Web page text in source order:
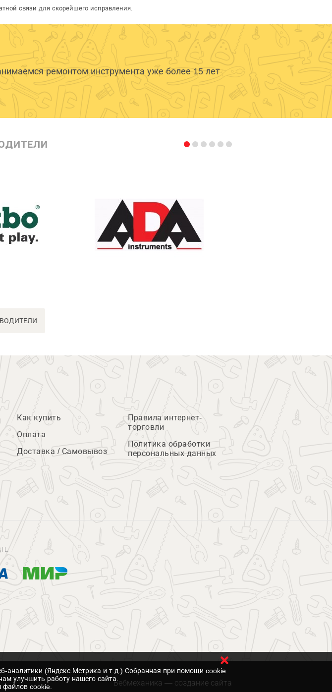
связи для скорейшего исправления.
ремонтом инструмента уже более 15 лет
Как купить
Оплата
Доставка / Самовывоз
Правила интернет-
торговли
Политика обработки
персональных данных
Вебмеханика — создание сайта
аналитики (Яндекс.Метрика и т.д.) Собранная при помощи cookie
улучшить работу нашего сайта.
cookie.